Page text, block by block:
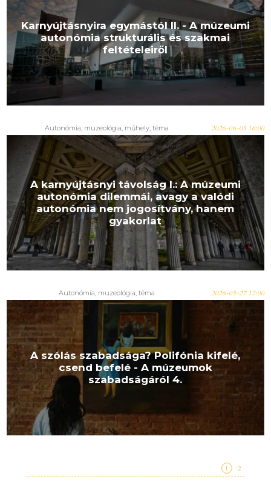
Karnyújtásnyira egymástól II. - A múzeumi
autonómia strukturális és szakmai
feltételeiről
Autonómia, muzeológia, műhely, téma 2026-06-05 16:00
A karnyújtásnyi távolság I.: A múzeumi
autonómia dilemmái, avagy a valódi
autonómia nem jogosítvány, hanem
gyakorlat
Autonómia, muzeológia, téma 2026-05-27 12:00
A szólás szabadsága? Polifónia kifelé,
csend befelé - A múzeumok
szabadságáról 4.
1 2